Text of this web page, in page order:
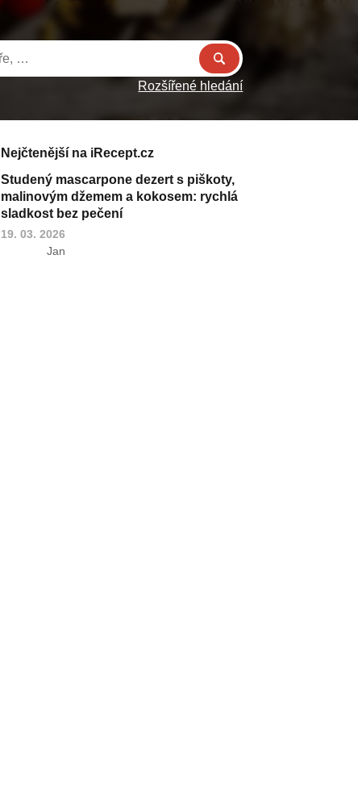
Rozšířené hledání
Nejčtenější na iRecept.cz
Studený mascarpone dezert s piškoty,
malinovým džemem a kokosem: rychlá
sladkost bez pečení
19. 03. 2026
Jan